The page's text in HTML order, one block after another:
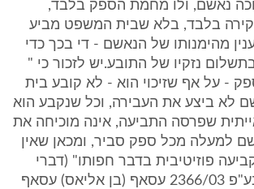
נאשם, ולו מחמת הספק בלבד,
בלבד, בלא שבית המשפט מביע
מהימנותו של הנאשם - די בכך כדי
נזקיו של התובע.יש לזכור כי "
- על אף שזיכוי הוא - לא קובע בית
לא ביצע את העבירה, וכל שנקבע הוא
שפרסה התביעה, אינה מוכיחה את
למעלה מכל ספק סביר, ומכאן שאין
פוזיטיבית בדבר חפותו" (דברי
כב' השופט לוי בע"פ 2366/03 עסאף (בן אליאס) עסאף